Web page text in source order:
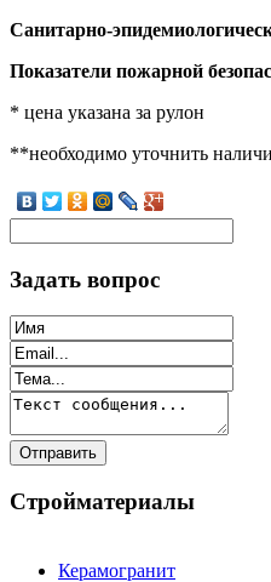
Санитарно-
Показатели пожарной
* цена указана за рулон
**необходимо уточнить
Задать вопрос
Стройматериалы
Керамогранит